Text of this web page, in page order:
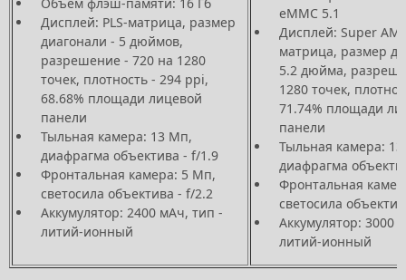
Дисплей: PLS-матрица, размер
диагонали - 5 дюймов,
разрешение - 720 на 1280
точек, плотность - 294 ppi,
68.68% площади лицевой
панели
Тыльная камера: 13 Мп,
диафрагма объектива - f/1.9
Фронтальная камера: 5 Мп,
светосила объектива - f/2.2
Аккумулятор: 2400 мАч, тип -
литий-ионный
eMMC 5.1
Дисплей: Super
матрица, размер
5.2 дюйма,
1280 точек,
71.74% площади
панели
Тыльная камера:
диафрагма
Фронтальная
светосила
Аккумулятор: 3000
литий-ионный